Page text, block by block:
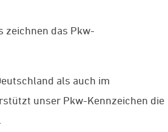
zeichnen das Pkw-
als auch im
unser Pkw-Kennzeichen die